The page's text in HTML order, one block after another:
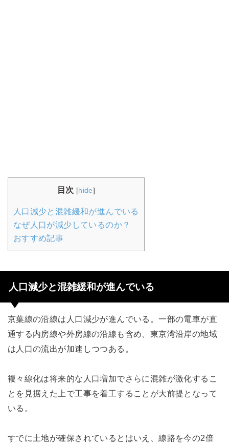
目次 [hide]
人口減少と混雑緩和が進んでいる
なぜ人口が減少しているのか？
おすすめ記事
人口減少と混雑緩和が進んでいる
京葉線の沿線は人口減少が進んでいる。一部の電車が直
通する内房線や外房線の沿線も含め、東京湾沿岸の地域
は人口の流出が加速しつつある。
複々線化は将来的な人口増加でさらに混雑が激化するこ
とを見据えた上で工事を着工することが大前提となって
いる。
すでに土地が確保されているとはいえ、線路を今の2倍